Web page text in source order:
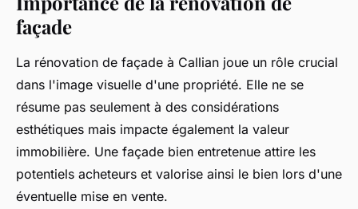
façade
La rénovation de façade à Callian joue un rôle crucial
dans l'image visuelle d'une propriété. Elle ne se
résume pas seulement à des considérations
esthétiques mais impacte également la valeur
immobilière. Une façade bien entretenue attire les
potentiels acheteurs et valorise ainsi le bien lors d'une
éventuelle mise en vente.